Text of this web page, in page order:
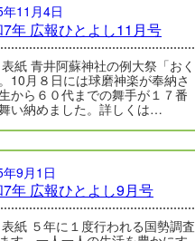
11月4日
年 広報ひとよし11月号
紙 青井阿蘇神社の例大祭「おく
10月８日には球磨神楽が奉納さ
から６０代までの舞手が１７番
い納めました。詳しくは…
9月1日
年 広報ひとよし9月号
紙 ５年に１度行われる国勢調査